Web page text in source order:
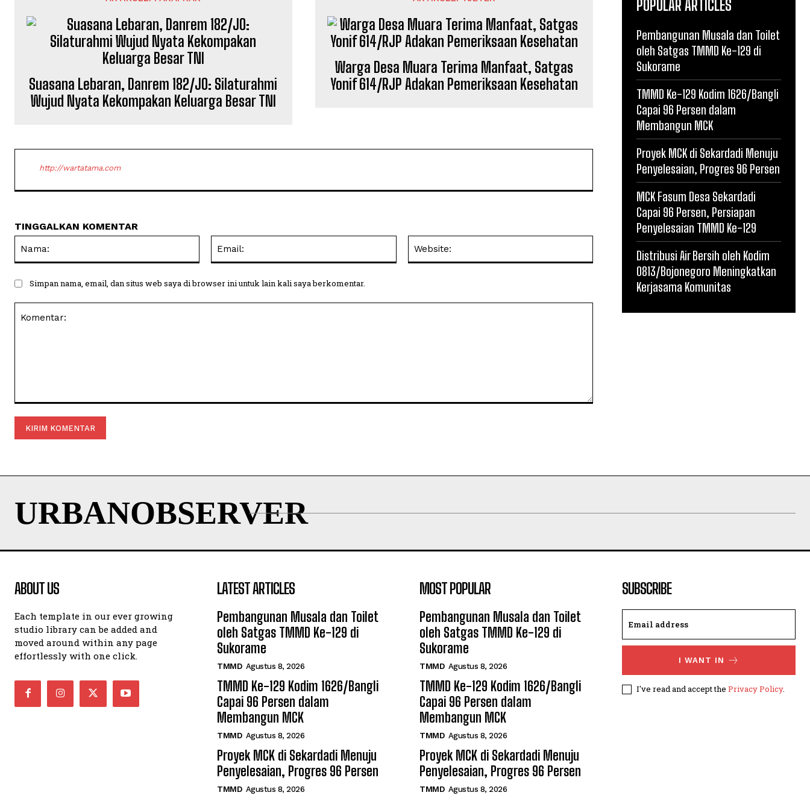
Suasana Lebaran, Danrem 182/JO: Silaturahmi
Wujud Nyata Kekompakan Keluarga Besar TNI
Warga Desa Muara Terima Manfaat, Satgas
Yonif 614/RJP Adakan Pemeriksaan Kesehatan
http://wartatama.com
TINGGALKAN KOMENTAR
Simpan nama, email, dan situs web saya di browser ini untuk lain kali saya berkomentar.
POPULAR ARTICLES
Pembangunan Musala dan Toilet
oleh Satgas TMMD Ke-129 di
Sukorame
TMMD Ke-129 Kodim 1626/Bangli
Capai 96 Persen dalam
Membangun MCK
Proyek MCK di Sekardadi Menuju
Penyelesaian, Progres 96 Persen
MCK Fasum Desa Sekardadi
Capai 96 Persen, Persiapan
Penyelesaian TMMD Ke-129
Distribusi Air Bersih oleh Kodim
0813/Bojonegoro Meningkatkan
Kerjasama Komunitas
URBANOBSERVER
ABOUT US
Each template in our ever growing
studio library can be added and
moved around within any page
effortlessly with one click.
LATEST ARTICLES
Pembangunan Musala dan Toilet
oleh Satgas TMMD Ke-129 di
Sukorame
TMMD Agustus 8, 2026
TMMD Ke-129 Kodim 1626/Bangli
Capai 96 Persen dalam
Membangun MCK
TMMD Agustus 8, 2026
Proyek MCK di Sekardadi Menuju
Penyelesaian, Progres 96 Persen
TMMD Agustus 8, 2026
MOST POPULAR
Pembangunan Musala dan Toilet
oleh Satgas TMMD Ke-129 di
Sukorame
TMMD Agustus 8, 2026
TMMD Ke-129 Kodim 1626/Bangli
Capai 96 Persen dalam
Membangun MCK
TMMD Agustus 8, 2026
Proyek MCK di Sekardadi Menuju
Penyelesaian, Progres 96 Persen
TMMD Agustus 8, 2026
SUBSCRIBE
I WANT IN
I've read and accept the Privacy Policy.